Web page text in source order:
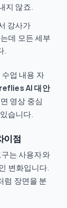
지 않죠.
강사가
데 모든 세부
.
업 내용 자
AI 대안
영상 중심
습니다.
이점
는 사용자와
변화입니다.
럼 장면을 분